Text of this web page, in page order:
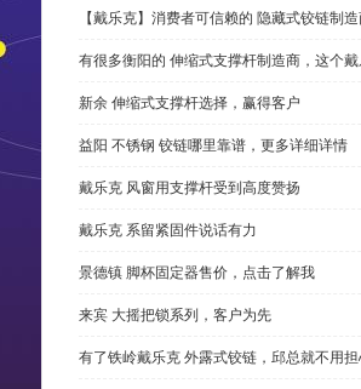
【戴乐克】消费者可信赖的 隐藏式铰链制
有很多衡阳的 伸缩式支撑杆制造商，这个
新余 伸缩式支撑杆选择，赢得客户
益阳 不锈钢 铰链哪里靠谱，更多详细详情
戴乐克 风窗用支撑杆受到高度赞扬
戴乐克 系留紧固件说话有力
景德镇 脚杯固定器售价，点击了解我
来宾 大摇把锁系列，客户为先
有了铁岭戴乐克 外露式铰链，邱总就不用